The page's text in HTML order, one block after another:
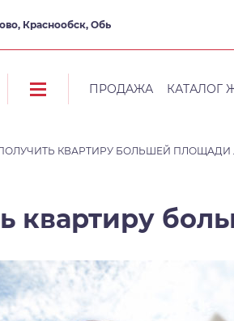
Краснообск, Обь
ПРОДАЖА КАТАЛОГ
КВАРТИРУ БОЛЬШЕЙ ПЛОЩАДИ
квартиру